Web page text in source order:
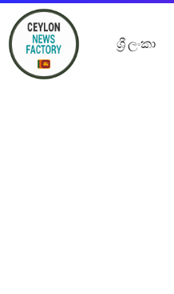
ශ්‍රී ලංකා